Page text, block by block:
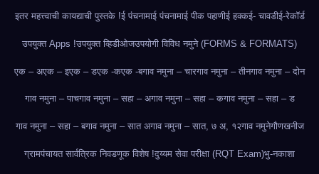
इतर महत्त्वाची कायद्याची पुस्तके !ई पंचनामाई पंचनामाई पीक पहाणीई हक्कई- चावडीई-रेकॉर्ड
उपयुक्त Apps !उपयुक्त व्हिडीओजउपयोगी विविध नमुने (FORMS & FORMATS)
एक – अएक – इएक – डएक -कएक -बगाव नमुना – चारगाव नमुना – तीनगाव नमुना – दोन
गाव नमुना – पाचगाव नमुना – सहा – अगाव नमुना – सहा – कगाव नमुना – सहा – ड
गाव नमुना – सहा – बगाव नमुना – सात अगाव नमुना – सात, ७ अ, १२गाव नमुनेगौणखनीज
ग्रामपंचायत सार्वत्रिक निवडणूक विशेष !दुय्यम सेवा परीक्षा (RQT Exam)भु-नकाशा